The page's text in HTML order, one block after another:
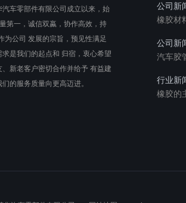
汽车零部件有限公司成立以来，始
第一，诚信双蠃，协作高效，持
为公司 发展的宗旨，预见性满足
求是我们的起点和 归宿，衷心希望
、新老客户密切合作并给予 有益建
的服务质量向更高迈进。
公司新
橡胶材
公司新
汽车胶
行业新
橡胶的